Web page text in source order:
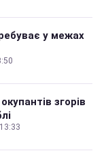
у межах
згорів